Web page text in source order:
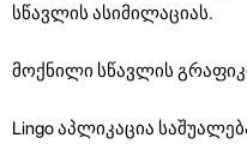
სწავლის ასიმილაციას.
მოქნილი სწავლის
Lingo აპლიკაცია